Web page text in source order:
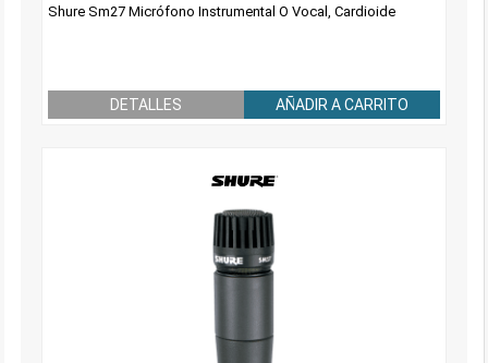
Shure Sm27 Micrófono Instrumental O Vocal, Cardioide
DETALLES AÑADIR A CARRITO